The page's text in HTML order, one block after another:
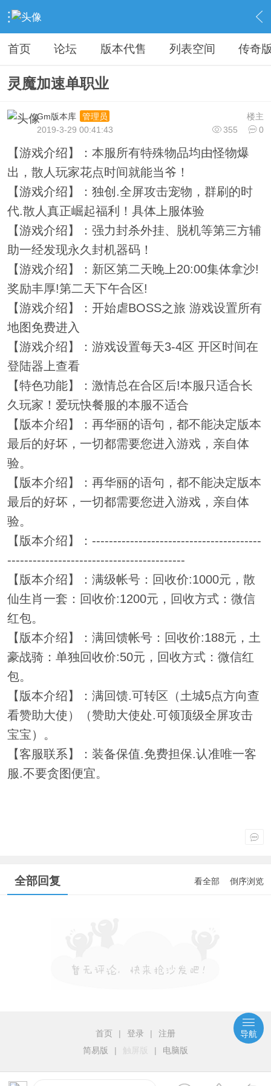
› 教程广告专区 › 广告专区 › 内容
首页 论坛 版本代售 列表空间 传奇
灵魔加速单职业
楼主
Gm版本库
管理员
355
0
2019-3-29 00:41:43
【游戏介绍】：本服所有特殊物品均由怪物爆
出，散人玩家花点时间就能当爷！
【游戏介绍】：独创.全屏攻击宠物，群刷的时
代.散人真正崛起福利！具体上服体验
【游戏介绍】：强力封杀外挂、脱机等第三方辅
助一经发现永久封机器码！
【游戏介绍】：新区第二天晚上20:00集体拿沙!
奖励丰厚!第二天下午合区!
【游戏介绍】：开始虐BOSS之旅 游戏设置所有
地图免费进入
【游戏介绍】：游戏设置每天3-4区 开区时间在
登陆器上查看
【特色功能】：激情总在合区后!本服只适合长
久玩家！爱玩快餐服的本服不适合
【版本介绍】：再华丽的语句，都不能决定版本
最后的好坏，一切都需要您进入游戏，亲自体
验。
【版本介绍】：再华丽的语句，都不能决定版本
最后的好坏，一切都需要您进入游戏，亲自体
验。
【版本介绍】：----------------------------------------
------------------------------------------
【版本介绍】：满级帐号：回收价:1000元，散
仙生肖一套：回收价:1200元，回收方式：微信
红包。
【版本介绍】：满回馈帐号：回收价:188元，土
豪战骑：单独回收价:50元，回收方式：微信红
包。
【版本介绍】：满回馈.可转区（土城5点方向查
看赞助大使）（赞助大使处.可领顶级全屏攻击
宝宝）。
【客服联系】：装备保值.免费担保.认准唯一客
服.不要贪图便宜。
全部回复 看全部 倒序浏览
首页 | 登录 |
注册
简易版
| 触屏版 | 电脑版
导航